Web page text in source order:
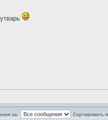
за: Сортировать